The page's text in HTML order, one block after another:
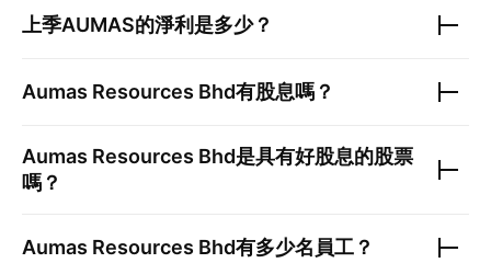
上季AUMAS的淨利是多少？
Aumas Resources Bhd有股息嗎？
Aumas Resources Bhd是具有好股息的股票
嗎？
Aumas Resources Bhd有多少名員工？